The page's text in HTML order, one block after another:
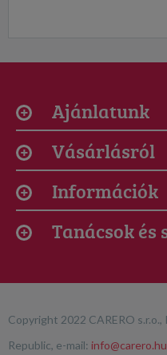
Ajánlatunk
Vásárlásról
Információk
Tanácsok és
Copyright 2022 CARERO
Republic, e-mail: info@carero.hu